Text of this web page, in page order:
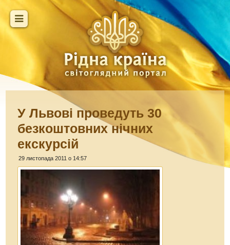
У Львові проведуть 30
безкоштовних нічних
екскурсій
29 листопада 2011 о 14:57